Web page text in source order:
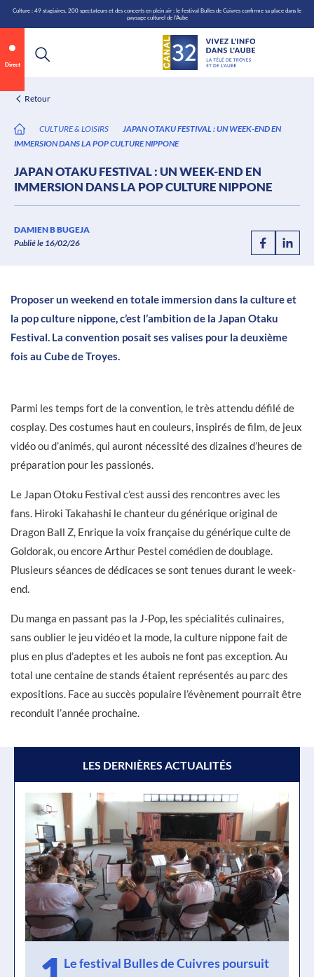
Aller
au
contenu
Culture : 49 stagiaires, 200 spectateurs et des concerts en plein air : le festival Bulles de Cuivres confirme sa place dans le
paysage culturel de l'Aube
Direct
Retour
CULTURE & LOISIRS
JAPAN OTAKU FESTIVAL : UN WEEK-END EN
IMMERSION DANS LA POP CULTURE NIPPONE
JAPAN OTAKU FESTIVAL : UN WEEK-END EN
IMMERSION DANS LA POP CULTURE NIPPONE
DAMIEN B BUGEJA
Publié le 16/02/26
0:05 / 0:12
Proposer un weekend en totale immersion dans la culture et
la pop culture nippone, c’est l’ambition de la Japan Otaku
Festival. La convention posait ses valises pour la deuxième
fois au Cube de Troyes.
Parmi les temps fort de la convention, le très attendu défilé de
cosplay. Des costumes haut en couleurs, inspirés de film, de jeux
vidéo ou d’animés, qui auront nécessité des dizaines d’heures de
préparation pour les passionés.
Le Japan Otoku Festival c’est aussi des rencontres avec les
fans. Hiroki Takahashi le chanteur du générique original de
Dragon Ball Z, Enrique la voix française du générique culte de
Goldorak, ou encore Arthur Pestel comédien de doublage.
Plusieurs séances de dédicaces se sont tenues durant le week-
end.
Du manga en passant pas la J-Pop, les spécialités culinaires,
sans oublier le jeu vidéo et la mode, la culture nippone fait de
plus en plus d’adeptes et les aubois ne font pas exception. Au
total une centaine de stands étaient représentés au parc des
expositions. Face au succès populaire l’évènement pourrait être
reconduit l’année prochaine.
LES DERNIÈRES ACTUALITÉS
Le festival Bulles de Cuivres poursuit